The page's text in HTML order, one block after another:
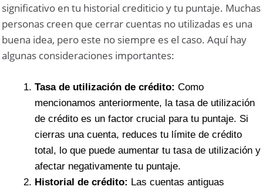
significativo en tu historial crediticio y tu puntaje. Muchas
personas creen que cerrar cuentas no utilizadas es una
buena idea, pero este no siempre es el caso. Aquí hay
algunas consideraciones importantes:
Tasa de utilización de crédito: Como
mencionamos anteriormente, la tasa de utilización
de crédito es un factor crucial para tu puntaje. Si
cierras una cuenta, reduces tu límite de crédito
total, lo que puede aumentar tu tasa de utilización y
afectar negativamente tu puntaje.
Historial de crédito: Las cuentas antiguas